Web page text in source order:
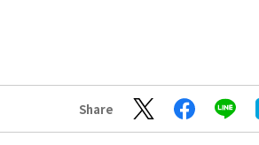
Share